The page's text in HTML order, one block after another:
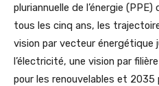
pluriannuelle de l’énergie
tous les cinq ans, les
vision par vecteur énergétique
l’électricité, une vision par
pour les renouvelables et 2035